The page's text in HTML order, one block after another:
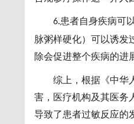
6.患者自身疾病可
脉粥样硬化）可以诱发
除会促进整个疾病的进
综上，根据《中华
害，医疗机构及其医务
导致了患者过敏反应的